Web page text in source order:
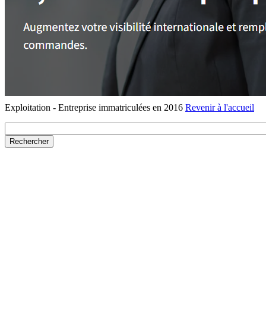
Exploitation - Entreprise immatriculées en 2016 Revenir à l'accueil